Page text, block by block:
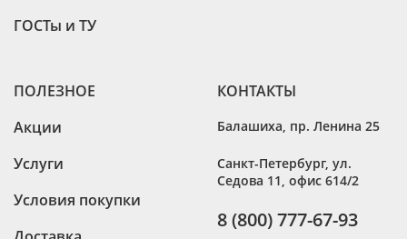
ГОСТы и ТУ
ПОЛЕЗНОЕ
Акции
Услуги
Условия покупки
КОНТАКТЫ
Балашиха пр. Ленина 25
Санкт-Петербург, ул.
Седова 11, офис 614/2
8 (800) 777-67-93